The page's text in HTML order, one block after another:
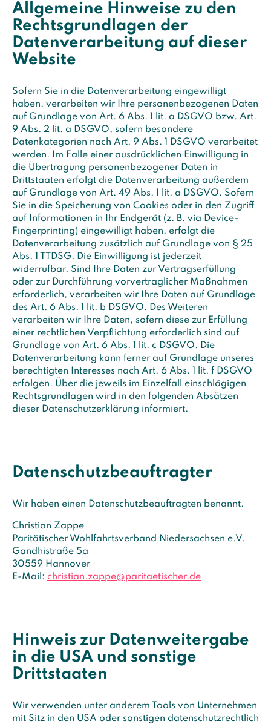
Allgemeine Hinweise zu den
Rechtsgrundlagen der
Datenverarbeitung auf dieser
Website
Sofern Sie in die Datenverarbeitung eingewilligt
haben, verarbeiten wir Ihre personenbezogenen Daten
auf Grundlage von Art. 6 Abs. 1 lit. a DSGVO bzw. Art.
9 Abs. 2 lit. a DSGVO, sofern besondere
Datenkategorien nach Art. 9 Abs. 1 DSGVO verarbeitet
werden. Im Falle einer ausdrücklichen Einwilligung in
die Übertragung personenbezogener Daten in
Drittstaaten erfolgt die Datenverarbeitung außerdem
auf Grundlage von Art. 49 Abs. 1 lit. a DSGVO. Sofern
Sie in die Speicherung von Cookies oder in den Zugriff
auf Informationen in Ihr Endgerät (z. B. via Device-
Fingerprinting) eingewilligt haben, erfolgt die
Datenverarbeitung zusätzlich auf Grundlage von § 25
Abs. 1 TTDSG. Die Einwilligung ist jederzeit
widerrufbar. Sind Ihre Daten zur Vertragserfüllung
oder zur Durchführung vorvertraglicher Maßnahmen
erforderlich, verarbeiten wir Ihre Daten auf Grundlage
des Art. 6 Abs. 1 lit. b DSGVO. Des Weiteren
verarbeiten wir Ihre Daten, sofern diese zur Erfüllung
einer rechtlichen Verpflichtung erforderlich sind auf
Grundlage von Art. 6 Abs. 1 lit. c DSGVO. Die
Datenverarbeitung kann ferner auf Grundlage unseres
berechtigten Interesses nach Art. 6 Abs. 1 lit. f DSGVO
erfolgen. Über die jeweils im Einzelfall einschlägigen
Rechtsgrundlagen wird in den folgenden Absätzen
dieser Datenschutzerklärung informiert.
Datenschutz­beauftragter
Wir haben einen Datenschutzbeauftragten benannt.
Christian Zappe
Paritätischer Wohlfahrtsverband Niedersachsen e.V.
Gandhistraße 5a
30559 Hannover
E-Mail: christian.zappe@paritaetischer.de
Hinweis zur Datenweitergabe
in die USA und sonstige
Drittstaaten
Wir verwenden unter anderem Tools von Unternehmen
mit Sitz in den USA oder sonstigen datenschutzrechtlich